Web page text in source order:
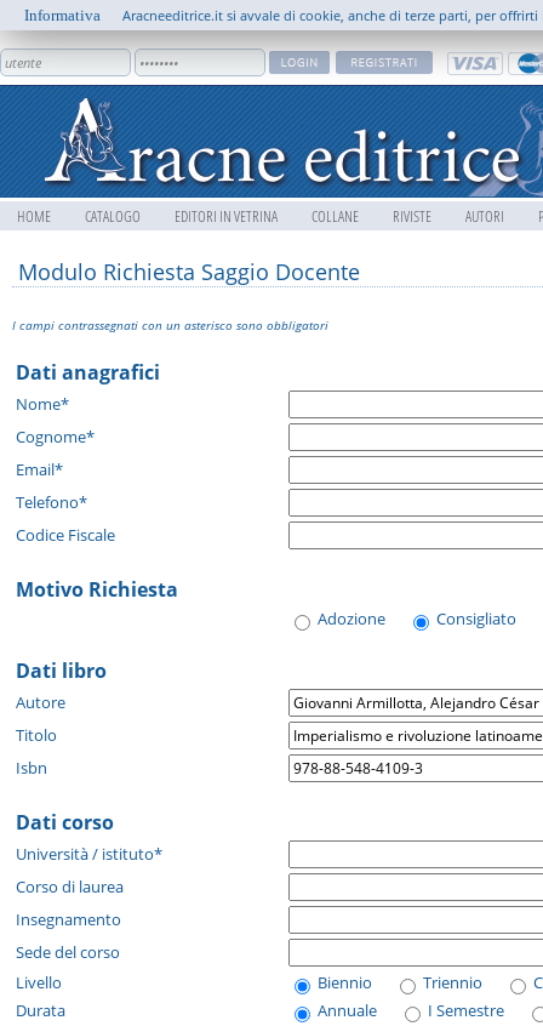
HOME CATALOGO EDITORI IN VETRINA COLLANE RIVISTE AUTORI
Modulo Richiesta Saggio Docente
I campi contrassegnati con un asterisco sono obbligatori
Dati anagrafici
Nome*
Cognome*
Email*
Telefono*
Codice Fiscale
Motivo Richiesta
Adozione Consigliato
Dati libro
Autore
Titolo
Isbn
Dati corso
Università / istituto*
Corso di laurea
Insegnamento
Sede del corso
Livello
Biennio Triennio
Durata
Annuale
I Semestre
Informativa Aracneeditrice.it si avvale di cookie, anche di terze parti, per